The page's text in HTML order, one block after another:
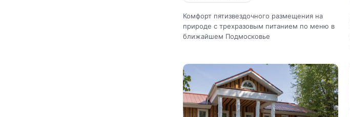
Комфорт пятизвездочного размещения на
природе с трехразовым питанием по меню в
ближайшем Подмосковье